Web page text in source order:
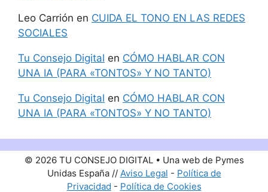
Leo Carrión en CUIDA EL TONO EN LAS REDES
SOCIALES
Tu Consejo Digital en CÓMO HABLAR CON
UNA IA (PARA «TONTOS» Y NO TANTO)
Tu Consejo Digital en CÓMO HABLAR CON
UNA IA (PARA «TONTOS» Y NO TANTO)
© 2026 TU CONSEJO DIGITAL • Una web de Pymes
Unidas España // Aviso Legal - Política de
Privacidad - Política de Cookies